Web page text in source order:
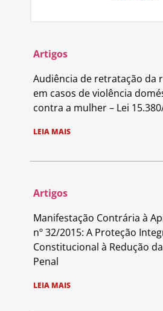
Artigos
Audiência de retratação da
em casos de violência
contra a mulher – Lei
LEIA MAIS
Artigos
Manifestação Contrária à
nº 32/2015: A Proteção
Constitucional à Redução
Penal
LEIA MAIS